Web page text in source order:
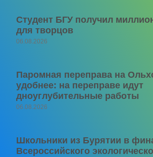
Студент БГУ получил
для творцов
06.08.2026
Паромная переправа на
удобнее: на переправе идут
дноуглубительные работы
06.08.2026
Школьники из Бурятии в
Всероссийского